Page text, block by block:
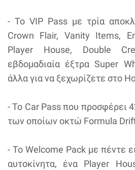
- Το VIP Pass με τρία
Crown Flair, Vanity Items,
Player House, Double
εβδομαδιαία έξτρα Super
άλλα για να ξεχωρίζετε στο
- Το Car Pass που προσφέρει
των οποίων οκτώ Formula
- Το Welcome Pack με πέντε
αυτοκίνητα, ένα Player